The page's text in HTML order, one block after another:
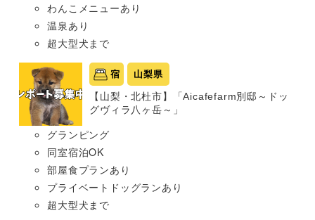
わんこメニューあり
温泉あり
超大型犬まで
宿 山梨県
【山梨・北杜市】「Aicafefarm別邸～ドッ
グヴィラ八ヶ岳～」
グランピング
同室宿泊OK
部屋食プランあり
プライベートドッグランあり
超大型犬まで